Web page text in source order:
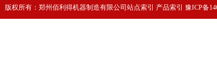
版权所有：郑州佰利得机器制造有限公司 站点索引 产品索引 豫ICP备